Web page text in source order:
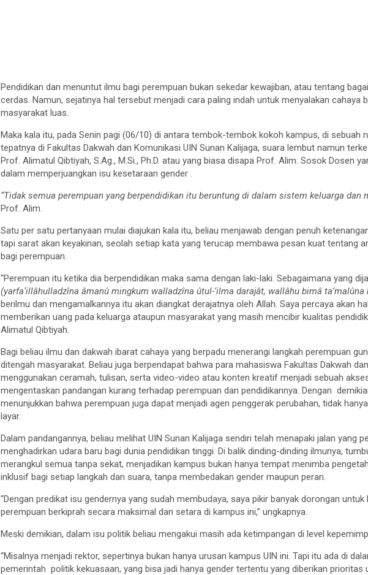
Pendidikan dan menuntut ilmu bagi perempuan bukan sekedar kewajiban, atau tentang
cerdas. Namun, sejatinya hal tersebut menjadi cara paling indah untuk menyalakan cahaya
masyarakat luas.
Maka kala itu, pada Senin pagi (06/10) di antara tembok-tembok kokoh kampus, di sebuah
tepatnya di Fakultas Dakwah dan Komunikasi UIN Sunan Kalijaga, suara lembut namun
Prof. Alimatul Qibtiyah, S.Ag., M.Si., Ph.D. atau yang biasa disapa Prof. Alim. Sosok Dosen
dalam memperjuangkan isu kesetaraan gender .
“Tidak semua perempuan yang berpendidikan itu beruntung di dalam sistem keluarga dan
Prof. Alim.
Satu per satu pertanyaan mulai diajukan kala itu, beliau menjawab dengan penuh
tapi sarat akan keyakinan, seolah setiap kata yang terucap membawa pesan kuat tentang
bagi perempuan.
“Perempuan itu ketika dia berpendidikan maka sama dengan laki-laki. Sebagaimana yang
(yarfa‘illâhulladzîna âmanû mingkum walladzîna ûtul-‘ilma darajât, wallâhu bimâ
berilmu dan mengamalkannya itu akan diangkat derajatnya oleh Allah. Saya percaya akan
memberikan uang pada keluarga ataupun masyarakat yang masih mencibir kualitas
Alimatul Qibtiyah.
Bagi beliau ilmu dan dakwah ibarat cahaya yang berpadu menerangi langkah perempuan
ditengah masyarakat. Beliau juga berpendapat bahwa para mahasiswa Fakultas Dakwah
menggunakan ceramah, tulisan, serta video-video atau konten kreatif menjadi sebuah
mengentaskan pandangan kurang terhadap perempuan dan pendidikannya. Dengan
menunjukkan bahwa perempuan juga dapat menjadi agen penggerak perubahan, tidak
layar.
Dalam pandangannya, beliau melihat UIN Sunan Kalijaga sendiri telah menapaki jalan yang
menghadirkan udara baru bagi dunia pendidikan tinggi. Di balik dinding-dinding ilmunya,
merangkul semua tanpa sekat, menjadikan kampus bukan hanya tempat menimba
inklusif bagi setiap langkah dan suara, tanpa membedakan gender maupun peran.
“Dengan predikat isu gendernya yang sudah membudaya, saya pikir banyak dorongan
perempuan berkiprah secara maksimal dan setara di kampus ini,” ungkapnya.
Meski demikian, dalam isu politik beliau mengakui masih ada ketimpangan di level
“Misalnya menjadi rektor, sepertinya bukan hanya urusan kampus UIN ini. Tapi itu ada di
pemerintah politik kekuasaan, yang bisa jadi hanya gender tertentu yang diberikan prioritas